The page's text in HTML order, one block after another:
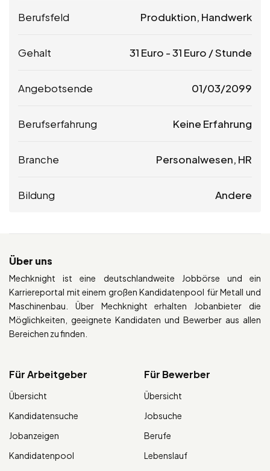
Berufsfeld Produktion, Handwerk
Gehalt 31 Euro -31 Euro / Stunde
Angebotsende 01/03/2099
Berufserfahrung Keine Erfahrung
Branche Personalwesen, HR
Bildung Andere
Über uns
Mechknight ist eine deutschlandweite Jobbörse und ein
Karriereportal mit einem großen Kandidatenpool für Metall und
Maschinenbau. Über Mechknight erhalten Jobanbieter die
Möglichkeiten, geeignete Kandidaten und Bewerber aus allen
Bereichen zu finden.
Für Arbeitgeber
Übersicht
Kandidatensuche
Jobanzeigen
Kandidatenpool
Für Bewerber
Übersicht
Jobsuche
Berufe
Lebenslauf